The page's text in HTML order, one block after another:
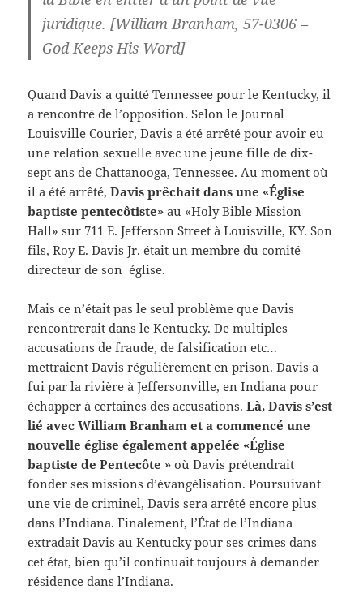
juridique. [William Branham, 57-0306 –
God Keeps His Word]
Quand Davis a quitté Tennessee pour le Kentucky, il
a rencontré de l’opposition. Selon le Journal
Louisville Courier, Davis a été arrêté pour avoir eu
une relation sexuelle avec une jeune fille de dix-
sept ans de Chattanooga, Tennessee. Au moment où
il a été arrêté,Davis prêchait dans une «Église
baptiste pentecôtiste» au «Holy Bible Mission
Hall» sur 711 E. Jefferson Street à Louisville, KY. Son
fils, Roy E. Davis Jr. était un membre du comité
directeur de son église.
Mais ce n’était pas le seul problème que Davis
rencontrerait dans le Kentucky. De multiples
accusations de fraude, de falsification etc…
mettraient Davis régulièrement en prison. Davis a
fui par la rivière à Jeffersonville, en Indiana pour
échapper à certaines des accusations. Là, Davis s’est
lié avec William Branham et a commencé une
nouvelle église également appelée «Église
baptiste de Pentecôte » où Davis prétendrait
fonder ses missions d’évangélisation. Poursuivant
une vie de criminel, Davis sera arrêté encore plus
dans l’Indiana. Finalement, l’État de l’Indiana
extradait Davis au Kentucky pour ses crimes dans
cet état, bien qu’il continuait toujours à demander
résidence dans l’Indiana.